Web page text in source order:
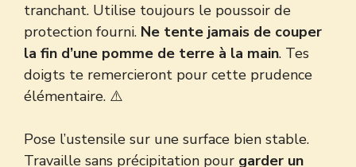
tranchant. Utilise toujours le poussoir de
protection fourni. Ne tente jamais de couper
la fin d’une pomme de terre à la main. Tes
doigts te remercieront pour cette prudence
élémentaire. ⚠️
Pose l’ustensile sur une surface bien stable.
Travaille sans précipitation pour garder un